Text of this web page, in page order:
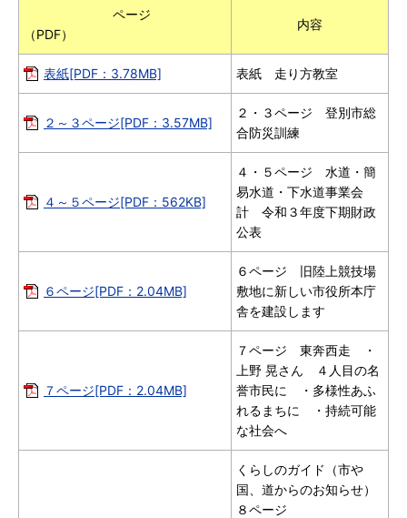
ページ
（PDF）
内容
表紙[PDF：3.78MB] 表紙 走り方教室
２～３ページ[PDF：3.57MB]
２・３ページ 登別市総
合防災訓練
４～５ページ[PDF：562KB]
４・５ページ 水道・簡
易水道・下水道事業会
計 令和３年度下期財政
公表
６ページ[PDF：2.04MB]
６ページ 旧陸上競技場
敷地に新しい市役所本庁
舎を建設します
７ページ[PDF：2.04MB]
７ページ 東奔西走 ・
上野 晃さん ４人目の名
誉市民に ・多様性あふ
れるまちに ・持続可能
な社会へ
くらしのガイド（市や
国、道からのお知らせ）
８ページ